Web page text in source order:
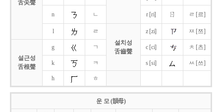
舌尖聲
n ㄴ r [ri] ㄖ ㄹ [르]
l
ㄹ
설치성
舌齒聲
z [zi] ㅉ [쯔]
설근성
舌根聲
g ㄱ c [ci] ㅊ [츠]
k ㅋ s [si] ㅆ [쓰]
h ㅎ
운 모 (韻母)